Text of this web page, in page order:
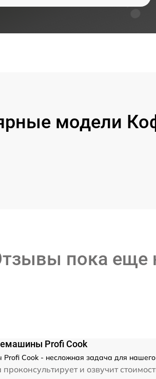
модели
пока еще
Profi Cook
Cook - несложная задача для
и озвучит